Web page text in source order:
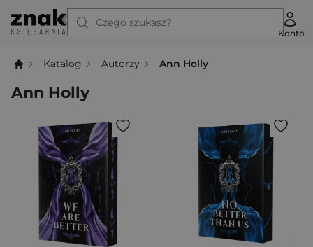
Czego szukasz?
Konto
Katalog Autorzy Ann Holly
Ann Holly